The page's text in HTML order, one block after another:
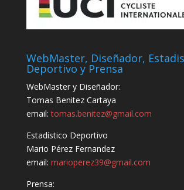
WebMaster, Diseñador,
Deportivo y Prensa
WebMaster y Diseñador:
Tomas Benitez Cartaya
email:tomas.benitez@gmail.com
Estadístico Deportivo
Mario Pérez Fernandez
email: marioperez39@gmail.com
Prensa: